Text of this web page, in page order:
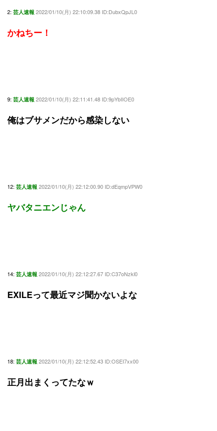
2: 芸人速報 2022/01/10(月) 22:10:09.38 ID:DubxQpJL0
かねちー！
9: 芸人速報 2022/01/10(月) 22:11:41.48 ID:9pYbIIOE0
俺はブサメンだから感染しない
12: 芸人速報 2022/01/10(月) 22:12:00.90 ID:dEqmpVPW0
ヤバタニエンじゃん
14: 芸人速報 2022/01/10(月) 22:12:27.67 ID:C37oNzkl0
EXILEって最近マジ聞かないよな
18: 芸人速報 2022/01/10(月) 22:12:52.43 ID:OSEI7xx00
正月出まくってたなｗ